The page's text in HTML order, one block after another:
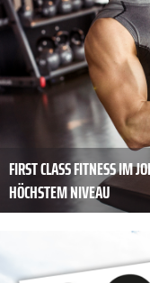
FIRST CLASS FITNESS IM
HÖCHSTEM NIVEAU